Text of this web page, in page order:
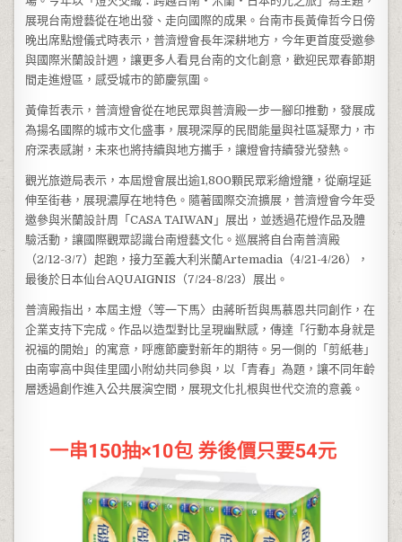
展現台南燈藝從在地出發、走向國際的成果。台南市長黃偉哲今日傍
晚出席點燈儀式時表示，普濟燈會長年深耕地方，今年更首度受邀參
與國際米蘭設計週，讓更多人看見台南的文化創意，歡迎民眾春節期
間走進燈區，感受城市的節慶氛圍。
黃偉哲表示，普濟燈會從在地民眾與普濟殿一步一腳印推動，發展成
為揚名國際的城市文化盛事，展現深厚的民間能量與社區凝聚力，市
府深表感謝，未來也將持續與地方攜手，讓燈會持續發光發熱。
觀光旅遊局表示，本屆燈會展出逾1,800顆民眾彩繪燈籠，從廟埕延
伸至街巷，展現濃厚在地特色。隨著國際交流擴展，普濟燈會今年受
邀參與米蘭設計周「CASA TAIWAN」展出，並透過花燈作品及體
驗活動，讓國際觀眾認識台南燈藝文化。巡展將自台南普濟殿
（2/12-3/7）起跑，接力至義大利米蘭Artemadia（4/21-4/26），
最後於日本仙台AQUAIGNIS（7/24-8/23）展出。
普濟殿指出，本屆主燈〈等一下馬〉由蔣昕哲與馬慕恩共同創作，在
企業支持下完成。作品以造型對比呈現幽默感，傳達「行動本身就是
祝福的開始」的寓意，呼應節慶對新年的期待。另一側的「剪紙巷」
由南寧高中與佳里國小附幼共同參與，以「青春」為題，讓不同年齡
層透過創作進入公共展演空間，展現文化扎根與世代交流的意義。